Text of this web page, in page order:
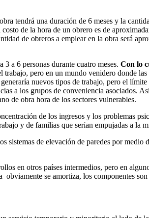
tendrá una duración de 6 meses y la
de la hora de un obrero es de
de obreros a emplear en la obra será
a 6 personas durante cuatro meses. Con lo
pero en un mundo venidero donde las
nuevos tipos de trabajo, pero el
a los grupos de conveniencia asociados.
de obra hora de los sectores vulnerables.
de los ingresos y los problemas
y de familias que serían empujadas a la
de elevación de paredes por medio
en otros países intermedios, pero en
se amortiza, los componentes